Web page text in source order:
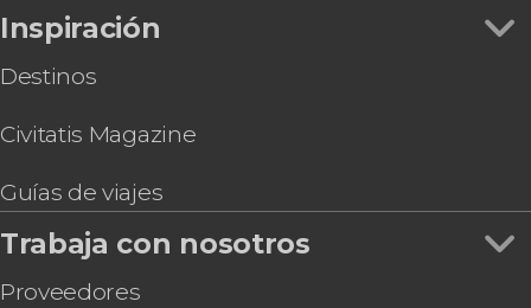
Inspiración
Destinos
Civitatis Magazine
Guías de viajes
Trabaja con nosotros
Proveedores